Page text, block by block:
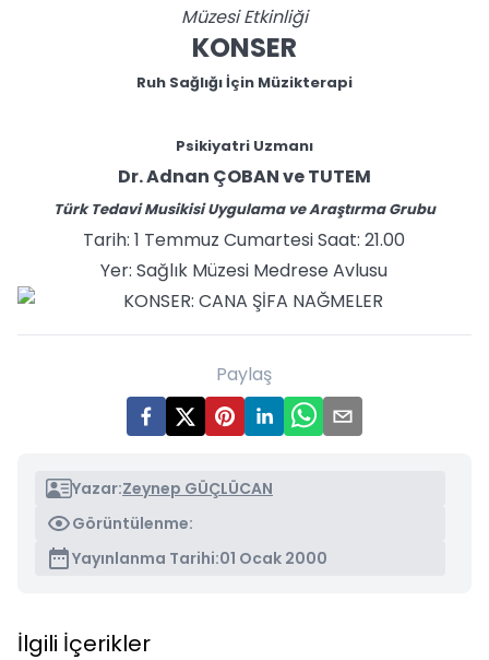
Müzesi Etkinliği
KONSER
Ruh Sağlığı İçin Müzikterapi
Psikiyatri Uzmanı
Dr. Adnan ÇOBAN ve TUTEM
Türk Tedavi Musikisi Uygulama ve Araştırma Grubu
Tarih: 1 Temmuz Cumartesi Saat: 21.00
Yer: Sağlık Müzesi Medrese Avlusu
Paylaş
Yazar:Zeynep GÜÇLÜCAN
Görüntülenme:
Yayınlanma Tarihi:01 Ocak 2000
İlgili İçerikler